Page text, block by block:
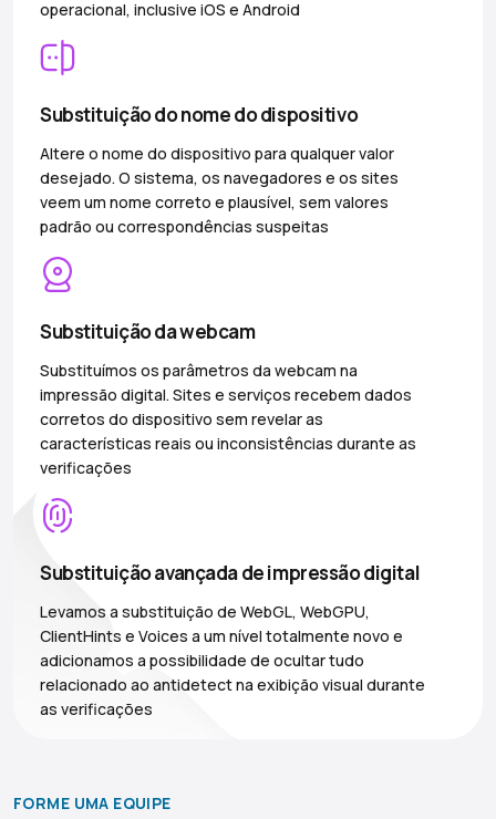
operacional, inclusive iOS e Android
Substituição do nome do dispositivo
Altere o nome do dispositivo para qualquer valor
desejado. O sistema, os navegadores e os sites
veem um nome correto e plausível, sem valores
padrão ou correspondências suspeitas
Substituição da webcam
Substituímos os parâmetros da webcam na
impressão digital. Sites e serviços recebem dados
corretos do dispositivo sem revelar as
características reais ou inconsistências durante as
verificações
Substituição avançada de impressão digital
Levamos a substituição de WebGL, WebGPU,
ClientHints e Voices a um nível totalmente novo e
adicionamos a possibilidade de ocultar tudo
relacionado ao antidetect na exibição visual durante
as verificações
FORME UMA EQUIPE